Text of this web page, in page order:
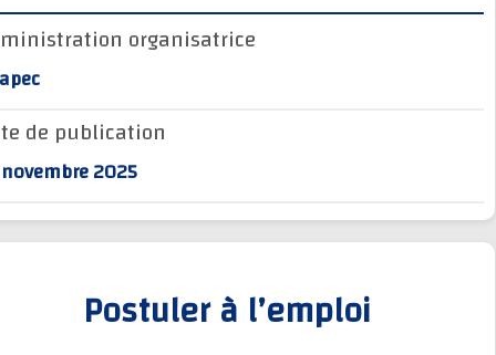
Administration organisatrice
Anapec
Date de publication
19 novembre 2025
Postuler à l’emploi